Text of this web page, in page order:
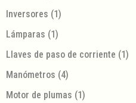
Inversores (1)
Lámparas (1)
Llaves de paso de corriente (1)
Manómetros (4)
Motor de plumas (1)